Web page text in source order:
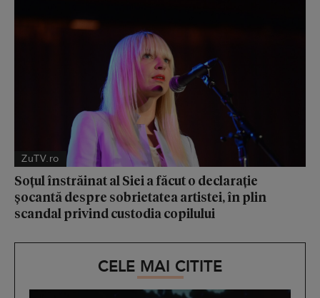
ZuTV.ro
Soțul înstrăinat al Siei a făcut o declarație
șocantă despre sobrietatea artistei, în plin
scandal privind custodia copilului
CELE MAI CITITE